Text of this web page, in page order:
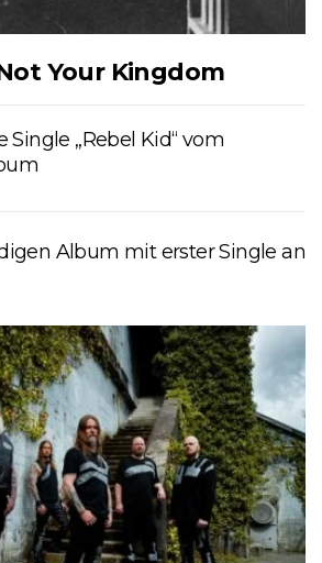
Your Kingdom
Single „Rebel Kid“ vom
Album mit erster Single an